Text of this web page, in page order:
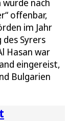
offenbar,
im Jahr
Syrers
Hasan war
eingereist,
Bulgarien